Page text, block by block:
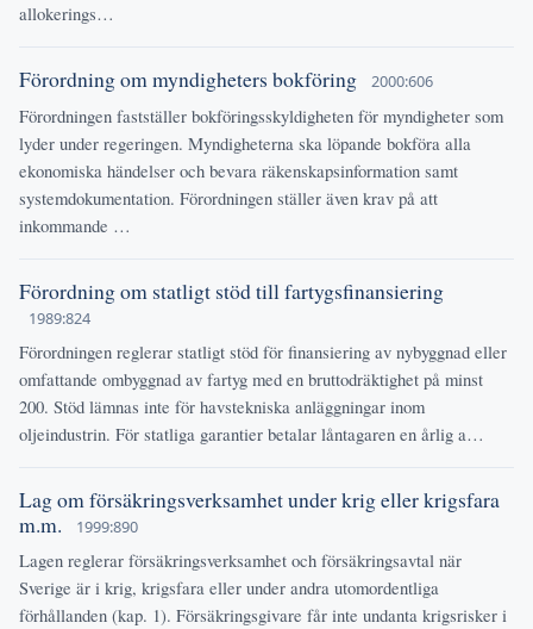
allokerings…
Förordning om myndigheters bokföring 2000:606
Förordningen fastställer bokföringsskyldigheten för myndigheter som
lyder under regeringen. Myndigheterna ska löpande bokföra alla
ekonomiska händelser och bevara räkenskapsinformation samt
systemdokumentation. Förordningen ställer även krav på att
inkommande …
Förordning om statligt stöd till fartygsfinansiering
1989:824
Förordningen reglerar statligt stöd för finansiering av nybyggnad eller
omfattande ombyggnad av fartyg med en bruttodräktighet på minst
200. Stöd lämnas inte för havstekniska anläggningar inom
oljeindustrin. För statliga garantier betalar låntagaren en årlig a…
Lag om försäkringsverksamhet under krig eller krigsfara
m.m.
1999:890
Lagen reglerar försäkringsverksamhet och försäkringsavtal när
Sverige är i krig, krigsfara eller under andra utomordentliga
förhållanden (kap. 1). Försäkringsgivare får inte undanta krigsrisker i